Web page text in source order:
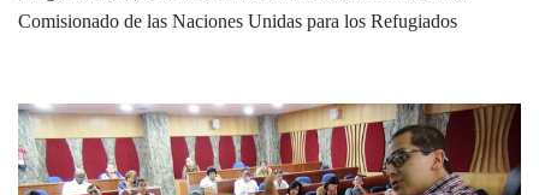
Comisionado de las Naciones Unidas para los Refugiados